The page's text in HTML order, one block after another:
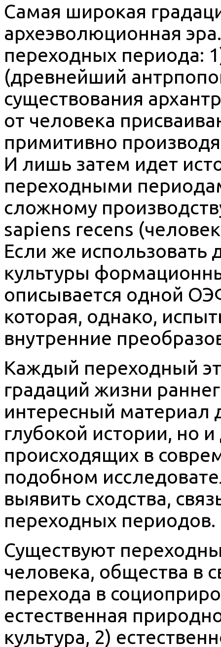
Самая широкая
археэволюционная
переходных периода:
(древнейший
существования
от человека
примитивно
И лишь затем идет
переходными
сложному
sapiens recens
Если же использовать
культуры
описывается одной
которая, однако,
внутренние
Каждый переходный
градаций жизни
интересный материал
глубокой истории, но
происходящих в
подобном
выявить сходства,
переходных периодов.
Существуют
человека, общества в
перехода в
естественная
культура, 2)